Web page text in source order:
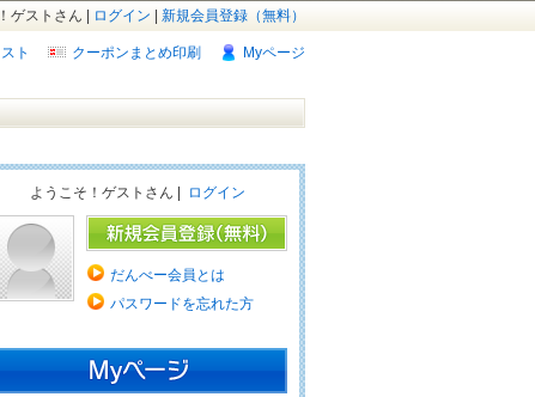
新規会員登録（無料）
ログイン
ゲストさん |
Myページ
クーポンまとめ印刷
ト
ようこそ！ゲストさん | ログイン
だんべー会員とは
パスワードを忘れた方